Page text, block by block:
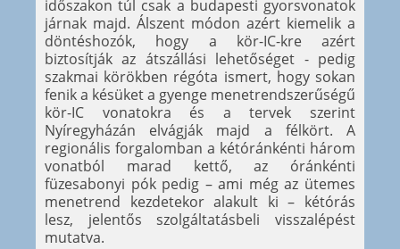
időszakon túl csak a budapesti gyorsvonatok
járnak majd. Álszent módon azért kiemelik a
döntéshozók, hogy a kör-IC-kre azért
biztosítják az átszállási lehetőséget - pedig
szakmai körökben régóta ismert, hogy sokan
fenik a késüket a gyenge menetrendszerűségű
kör-IC vonatokra és a tervek szerint
Nyíregyházán elvágják majd a félkört. A
regionális forgalomban a kétóránkénti három
vonatból marad kettő, az óránkénti
füzesabonyi pók pedig – ami még az ütemes
menetrend kezdetekor alakult ki – kétórás
lesz, jelentős szolgáltatásbeli visszalépést
mutatva.